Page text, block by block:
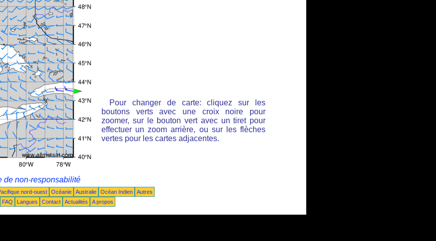
Pour changer de carte: cliquez sur les
boutons verts avec une croix noire pour
zoomer, sur le bouton vert avec un tiret pour
effectuer un zoom arrière, ou sur les flèches
vertes pour les cartes adjacentes.
de non-responsabilité
nord-ouest Océanie Australie Océan Indien
Autres
FAQ Langues Contact Actualités A propos